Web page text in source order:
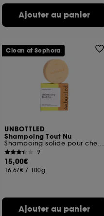
Ajouter au panier
UNBOTTLED
Shampoing Tout Nu
Shampoing solide pour cheveux secs
9
15,00€
16,67€ / 100g
Ajouter au panier
Clean at Sephora